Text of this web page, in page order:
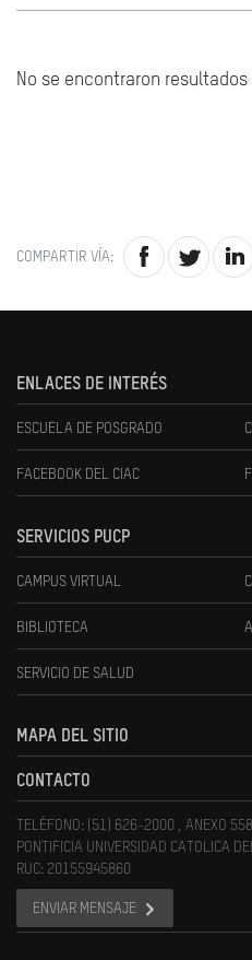
No se encontraron resultados
COMPARTIR VÍA:
ENLACES DE INTERÉS
ESCUELA DE POSGRADO
FACEBOOK DEL CIAC
SERVICIOS PUCP
CAMPUS VIRTUAL
BIBLIOTECA
SERVICIO DE SALUD
MAPA DEL SITIO
CONTACTO
TELÉFONO: (51) 626-2000 , ANEXO
PONTIFICIA UNIVERSIDAD CATOLICA
RUC: 20155945860
ENVIAR MENSAJE